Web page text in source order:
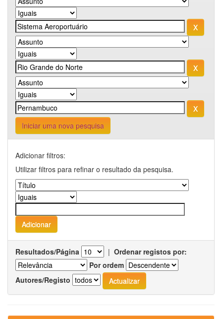
Iniciar uma nova pesquisa
Adicionar filtros:
Utilizar filtros para refinar o resultado da pesquisa.
Resultados/Página | Ordenar registos por:
Por ordem
Autores/Registo